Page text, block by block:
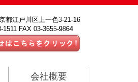
都江戸川区上一色3-21-16
1511 FAX 03-3655-9864
会社概要